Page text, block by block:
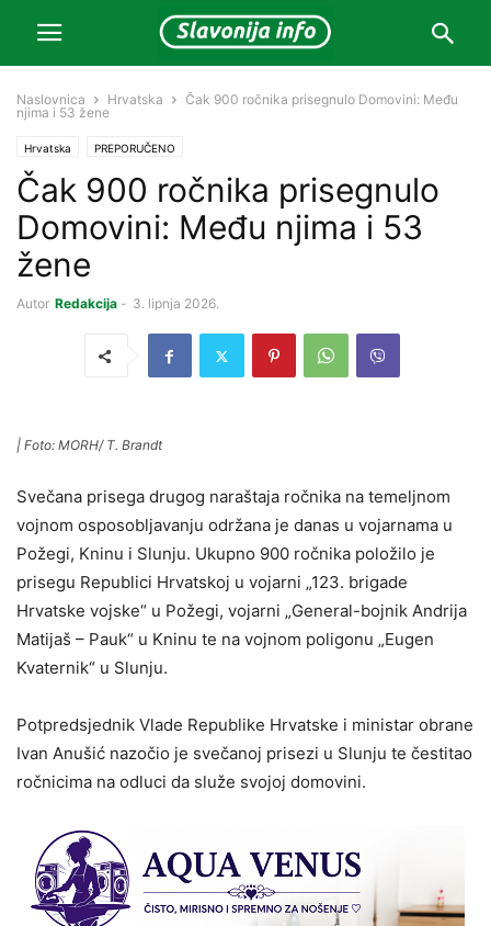
Naslovnica Hrvatska
Čak 900 ročnika prisegnulo Domovini: Među
njima i 53 žene
Hrvatska PREPORUČENO
Čak 900 ročnika prisegnulo
Domovini: Među njima i 53
žene
Autor Redakcija - 3. lipnja 2026.
| Foto: MORH/ T. Brandt
Svečana prisega drugog naraštaja ročnika na temeljnom
vojnom osposobljavanju održana je danas u vojarnama u
Požegi, Kninu i Slunju. Ukupno 900 ročnika položilo je
prisegu Republici Hrvatskoj u vojarni „123. brigade
Hrvatske vojske“ u Požegi, vojarni „General-bojnik Andrija
Matijaš – Pauk“ u Kninu te na vojnom poligonu „Eugen
Kvaternik“ u Slunju.
Potpredsjednik Vlade Republike Hrvatske i ministar obrane
Ivan Anušić nazočio je svečanoj prisezi u Slunju te čestitao
ročnicima na odluci da služe svojoj domovini.